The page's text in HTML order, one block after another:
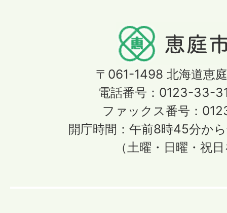
〒061-1498 北海道恵
電話番号：0123-33-
ファックス番号：
開庁時間：午前8時45分か
（土曜・日曜・祝